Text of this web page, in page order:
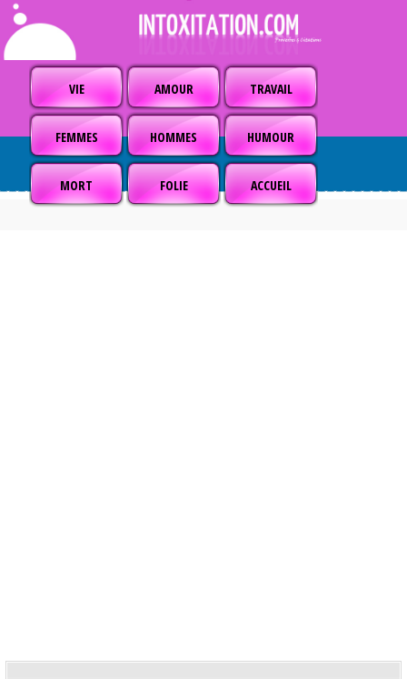
VIE AMOUR TRAVAIL
FEMMES HOMMES HUMOUR
MORT FOLIE ACCUEIL